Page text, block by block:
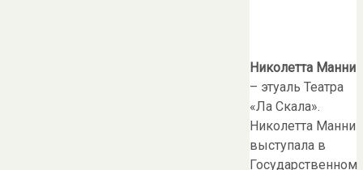
Николетта Манни
– этуаль Театра
«Ла Скала».
Николетта Манни
выступала в
Государственном